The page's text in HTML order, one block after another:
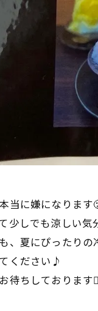
当に嫌になります
少しでも涼しい気
、夏にぴったりの
ください♪
待ちしております